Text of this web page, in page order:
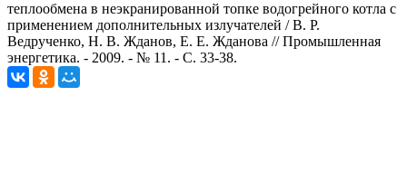
теплообмена в неэкранированной топке водогрейного котла с
применением дополнительных излучателей / В. Р.
Ведрученко, Н. В. Жданов, Е. Е. Жданова // Промышленная
энергетика. - 2009. - № 11. - С. 33-38.